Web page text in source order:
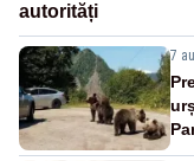
autorități
7